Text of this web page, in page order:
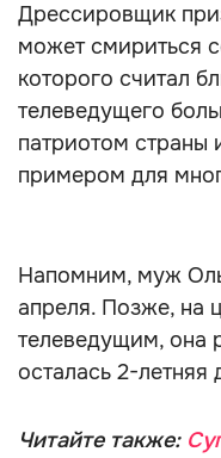
Дрессировщик
может смириться
которого считал
телеведущего
патриотом страны
примером для
Напомним, муж
апреля. Позже, на
телеведущим, она
осталась 2-летняя
Читайте также: